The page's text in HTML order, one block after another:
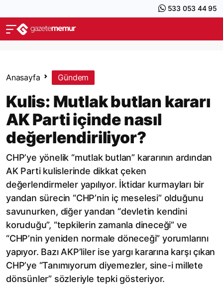
533 053 44 95
Anasayfa Gündem
Kulis: Mutlak butlan kararı
AK Parti içinde nasıl
değerlendiriliyor?
CHP’ye yönelik “mutlak butlan” kararının ardından
AK Parti kulislerinde dikkat çeken
değerlendirmeler yapılıyor. İktidar kurmayları bir
yandan sürecin “CHP’nin iç meselesi” olduğunu
savunurken, diğer yandan “devletin kendini
koruduğu”, “tepkilerin zamanla dineceği” ve
“CHP’nin yeniden normale döneceği” yorumlarını
yapıyor. Bazı AKP’liler ise yargı kararına karşı çıkan
CHP’ye “Tanımıyorum diyemezler, sine-i millete
dönsünler” sözleriyle tepki gösteriyor.